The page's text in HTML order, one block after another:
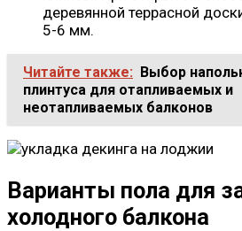
деревянной террасной
5-6 мм.
Читайте также:
Выбор
плинтуса для отапливаемых и
неотапливаемых балконов
Варианты пола для
холодного балкона